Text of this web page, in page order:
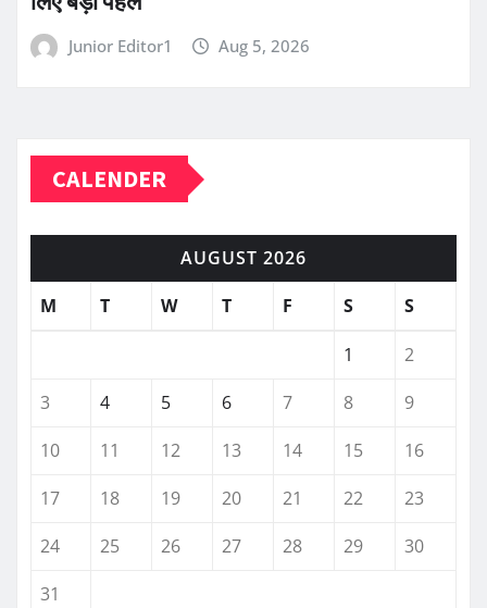
Junior Editor1 Aug 5, 2026
CALENDER
AUGUST 2026
M
T W T F S S
1
2
3
4 5 6 7 8
9
10
11 12 13 14 15
16
17
18 19 20 21 22
23
24
25 26 27 28 29
30
31